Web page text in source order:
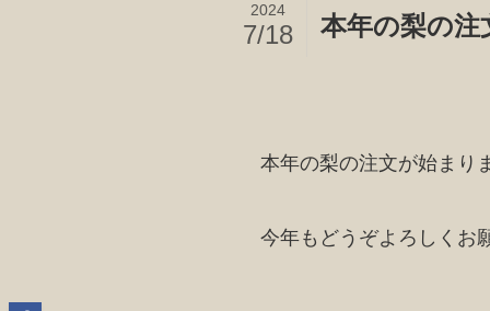
本年の梨の
2024
7/18
本年の梨の注文が始まり
今年もどうぞよろしくお